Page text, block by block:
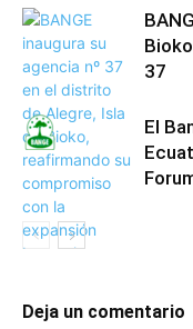
37
El
Deja un comentario